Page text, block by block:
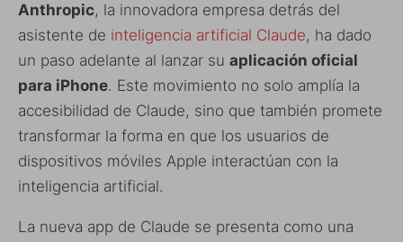
Anthropic, la innovadora empresa detrás del
asistente de inteligencia artificial Claude, ha dado
un paso adelante al lanzar su aplicación oficial
para iPhone. Este movimiento no solo amplía la
accesibilidad de Claude, sino que también promete
transformar la forma en que los usuarios de
dispositivos móviles Apple interactúan con la
inteligencia artificial.
La nueva app de Claude se presenta como una